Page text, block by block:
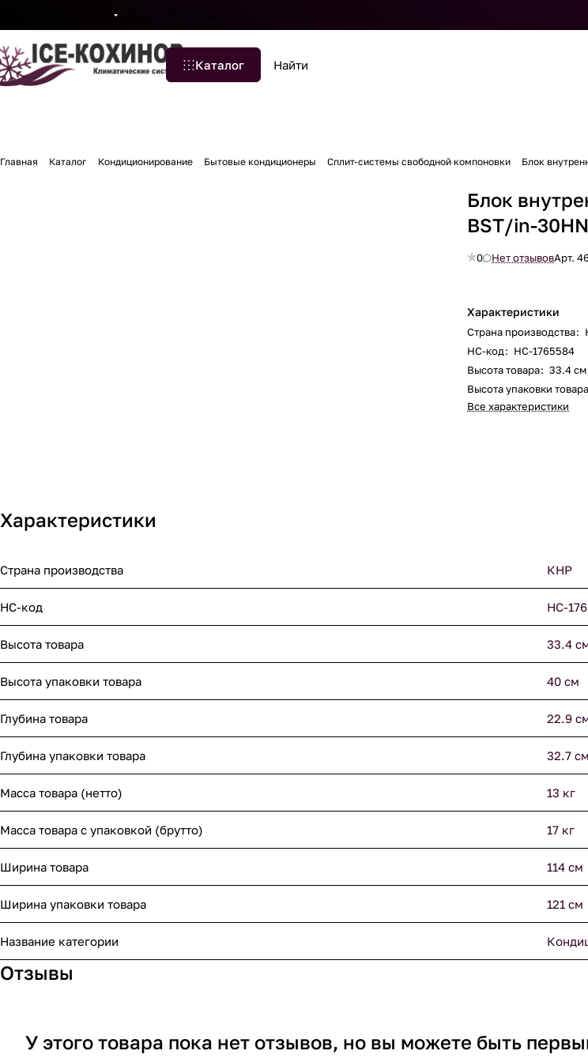
Каталог
Главная Каталог Кондиционирование Бытовые кондиционеры Сплит-системы свободной компоновки Блок
Блок
BST/in-
0 Нет отзывовАрт.
Характеристики
Страна производства:
НС-код: НС-1765584
Высота товара: 33.4 см
Высота упаковки товара
Все характеристики
Характеристики
Страна производства КНР
НС-код НС-
Высота товара 33.4
Высота упаковки товара 40 см
Глубина товара 22.9
Глубина упаковки товара 32.7 см
Масса товара (нетто) 13 кг
Масса товара с упаковкой (брутто) 17 кг
Ширина товара 114 см
Ширина упаковки товара 121 см
Название категории
Отзывы
У этого товара пока нет отзывов, но вы можете быть